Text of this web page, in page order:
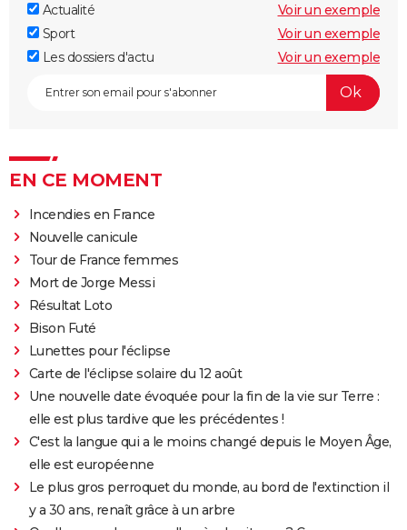
Actualité
Voir un exemple
Sport
Voir un exemple
Les dossiers d'actu
Voir un exemple
EN CE MOMENT
Incendies en France
Nouvelle canicule
Tour de France femmes
Mort de Jorge Messi
Résultat Loto
Bison Futé
Lunettes pour l'éclipse
Carte de l'éclipse solaire du 12 août
Une nouvelle date évoquée pour la fin de la vie sur Terre :
elle est plus tardive que les précédentes !
C'est la langue qui a le moins changé depuis le Moyen Âge,
elle est européenne
Le plus gros perroquet du monde, au bord de l'extinction il
y a 30 ans, renaît grâce à un arbre